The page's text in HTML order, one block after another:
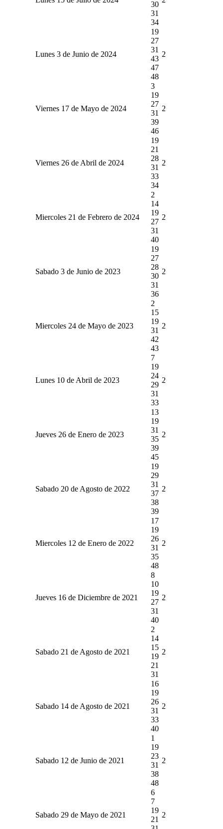
30
31
34
Lunes 3 de Junio de 2024
19
27
31
43
47
48
2
Viernes 17 de Mayo de 2024
3
19
27
31
39
46
2
Viernes 26 de Abril de 2024
19
21
28
31
33
34
2
Miercoles 21 de Febrero de 2024
2
14
19
27
31
40
2
Sabado 3 de Junio de 2023
19
27
28
30
31
36
2
Miercoles 24 de Mayo de 2023
2
15
19
31
42
43
2
Lunes 10 de Abril de 2023
7
19
24
29
31
33
2
Jueves 26 de Enero de 2023
13
19
31
35
39
45
2
Sabado 20 de Agosto de 2022
19
29
31
37
38
39
2
Miercoles 12 de Enero de 2022
17
19
26
31
35
48
2
Jueves 16 de Diciembre de 2021
8
10
19
27
31
40
2
Sabado 21 de Agosto de 2021
2
14
15
19
21
31
2
Sabado 14 de Agosto de 2021
16
19
26
31
33
40
2
Sabado 12 de Junio de 2021
1
19
23
31
38
48
2
Sabado 29 de Mayo de 2021
6
7
19
21
2